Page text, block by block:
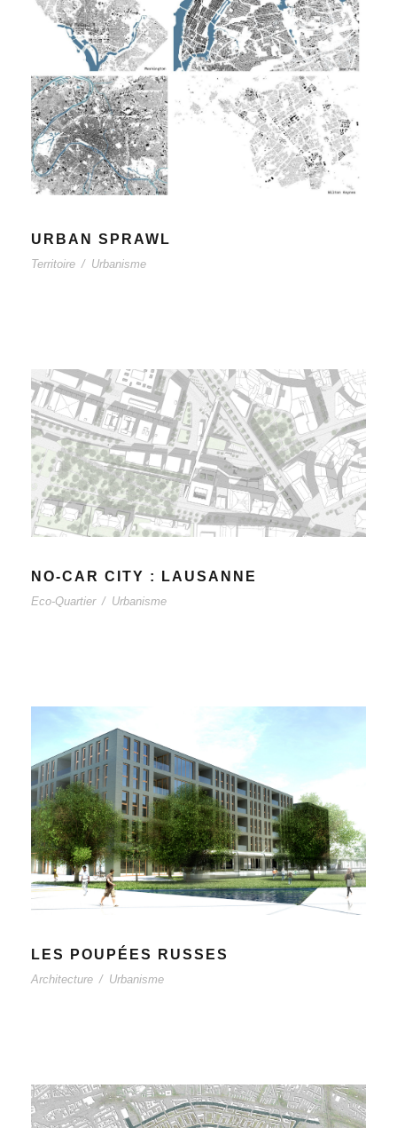
URBAN SPRAWL
Territoire / Urbanisme
NO-CAR CITY : LAUSANNE
Eco-Quartier / Urbanisme
LES POUPÉES RUSSES
Architecture / Urbanisme